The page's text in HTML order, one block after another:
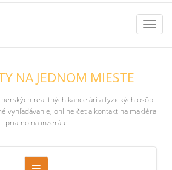
NA JEDNOM MIESTE
realitných kancelárí a fyzických osôb
vyhľadávanie, online čet a kontakt na makléra
priamo na inzeráte